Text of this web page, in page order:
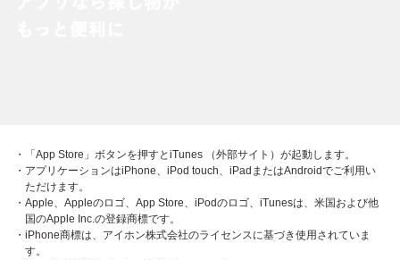
・「App Store」ボタンを押すとiTunes （外部サイト）が起動します。
・アプリケーションはiPhone、iPod touch、iPadまたはAndroidでご利用い
ただけます。
・Apple、Appleのロゴ、App Store、iPodのロゴ、iTunesは、米国および他
国のApple Inc.の登録商標です。
・iPhone商標は、アイホン株式会社のライセンスに基づき使用されていま
す。